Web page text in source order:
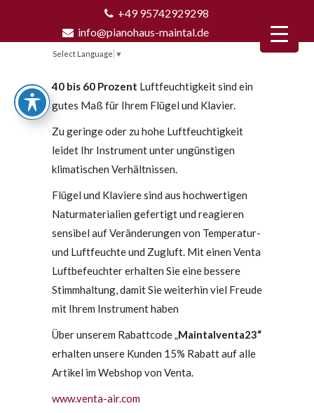
+49 95742929298
info@pianohaus-maintal.de
Select Language ▼
40 bis 60 Prozent Luftfeuchtigkeit sind ein
gutes Maß für Ihrem Flügel und Klavier.
Zu geringe oder zu hohe Luftfeuchtigkeit
leidet Ihr Instrument unter ungünstigen
klimatischen Verhältnissen.
Flügel und Klaviere sind aus hochwertigen
Naturmaterialien gefertigt und reagieren
sensibel auf Veränderungen von Temperatur-
und Luftfeuchte und Zugluft. Mit einen Venta
Luftbefeuchter erhalten Sie eine bessere
Stimmhaltung, damit Sie weiterhin viel Freude
mit Ihrem Instrument haben
Über unserem Rabattcode „Maintalventa23“
erhalten unsere Kunden 15% Rabatt auf alle
Artikel im Webshop von Venta.
www.venta-air.com